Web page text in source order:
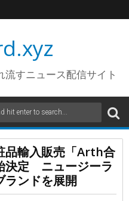
流すニュース配信サイト
品輸入販売「Arth合
決定 ニュージーラ
ランドを展開